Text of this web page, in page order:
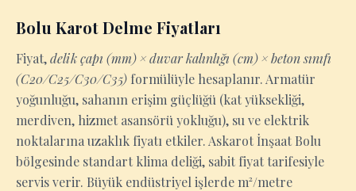
Bolu Karot Delme Fiyatları
Fiyat,delik çapı (mm) × duvar kalınlığı (cm) × beton sınıfı
(C20/C25/C30/C35) formülüyle hesaplanır. Armatür
yoğunluğu, sahanın erişim güçlüğü (kat yüksekliği,
merdiven, hizmet asansörü yokluğu), su ve elektrik
noktalarına uzaklık fiyatı etkiler. Askarot İnşaat Bolu
bölgesinde standart klima deliği, sabit fiyat tarifesiyle
servis verir. Büyük endüstriyel işlerde m²/metre